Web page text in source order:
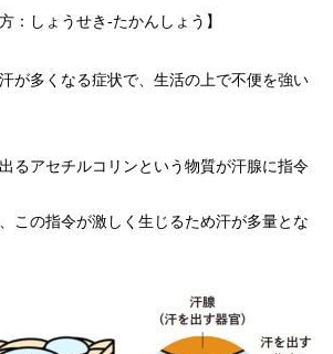
：しょうせき-たかんしょう】
が多くなる症状で、生活の上で不便を強い
るアセチルコリンという物質が汗腺に指令
この指令が激しく生じるため汗が多量とな